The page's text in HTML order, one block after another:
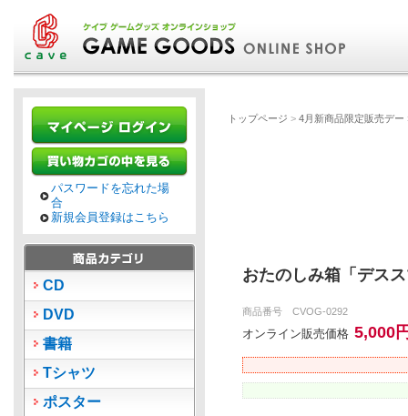
パスワードを忘れた場
合
新規会員登録はこちら
CD
DVD
書籍
Tシャツ
ポスター
トップページ > 4月新商品限定販売デー
おたのしみ箱「デス
商品番号 CVOG-0292
オンライン販売価格 5,000